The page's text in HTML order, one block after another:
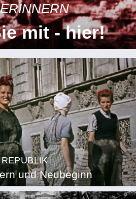
mit - hier!
und Neubeginn